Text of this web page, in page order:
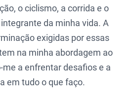
o ciclismo, a corrida e o
da minha vida. A
exigidas por essas
na minha abordagem ao
a enfrentar desafios e a
em tudo o que faço.